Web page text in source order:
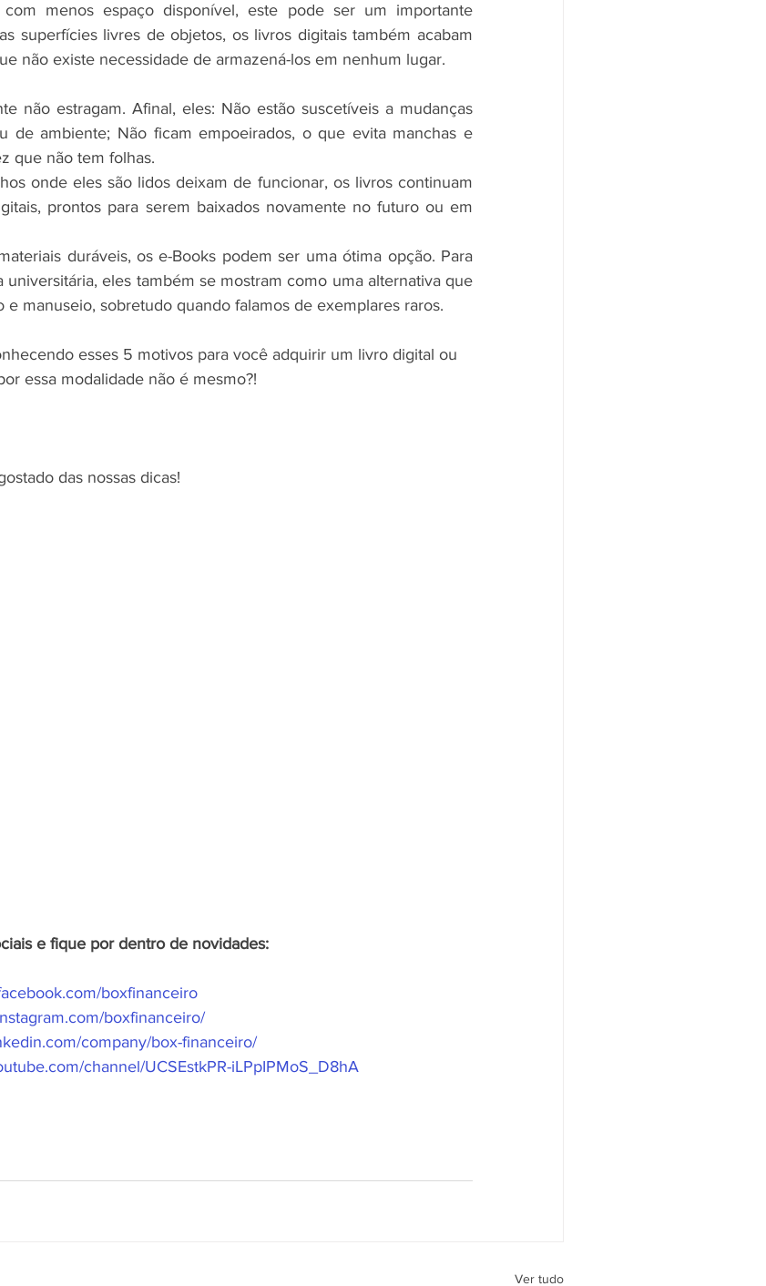
menos espaço disponível, este pode ser um importante
superfícies livres de objetos, os livros digitais também acabam
não existe necessidade de armazená-los em nenhum lugar.
não estragam. Afinal, eles: Não estão suscetíveis a mudanças
de ambiente; Não ficam empoeirados, o que evita manchas e
que não tem folhas.
onde eles são lidos deixam de funcionar, os livros continuam
prontos para serem baixados novamente no futuro ou em
duráveis, os e-Books podem ser uma ótima opção. Para
eles também se mostram como uma alternativa que
e manuseio, sobretudo quando falamos de exemplares raros.
esses 5 motivos para você adquirir um livro digital ou
essa modalidade não é mesmo?!
das nossas dicas!
e fique por dentro de novidades:
boxfinanceiro
boxfinanceiro/
company/box-financeiro/
channel/UCSEstkPR-iLPpIPMoS_D8hA
Ver tudo